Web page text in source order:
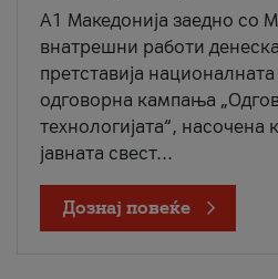
A1 Македонија заедно со
внатрешни работи
претставија
одговорна кампања
технологијата“, насочена
јавната свест...
Дознај повеќе